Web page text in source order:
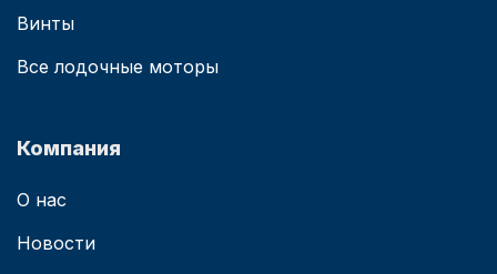
Винты
Все лодочные моторы
Компания
О нас
Новости